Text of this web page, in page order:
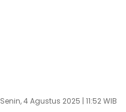
Senin, 4 Agustus 2025 | 11:52 WIB